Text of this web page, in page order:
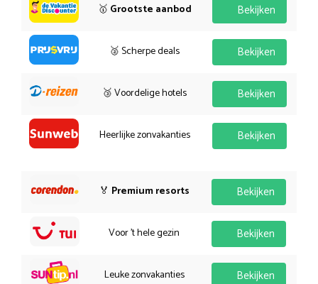
🥇 Grootste aanbod Bekijken
🥈 Scherpe deals Bekijken
🥉 Voordelige hotels Bekijken
Heerlijke zonvakanties Bekijken
🏅 Premium resorts Bekijken
Voor 't hele gezin Bekijken
Leuke zonvakanties Bekijken